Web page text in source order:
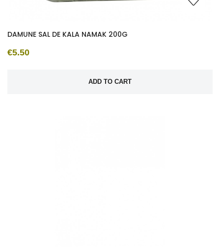
DAMUNE SAL DE KALA NAMAK 200G
€5.50
ADD TO CART